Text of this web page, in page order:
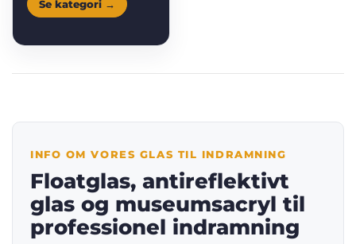
INFO OM VORES GLAS TIL INDRAMNING
Floatglas, antireflektivt
glas og museumsacryl til
professionel indramning